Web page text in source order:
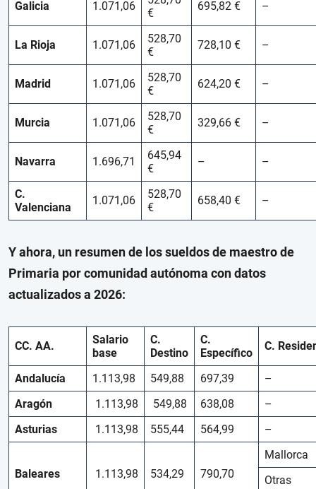
Galicia 1.071,06
€
695,82 € –
La Rioja 1.071,06
528,70
€
728,10 € –
Madrid 1.071,06
528,70
€
624,20 € –
Murcia 1.071,06
528,70
€
329,66 € –
Navarra 1.696,71
645,94
€
– –
C.
Valenciana
1.071,06
528,70
€
658,40 € –
Y ahora, un resumen de los sueldos de maestro de
Primaria por comunidad autónoma con datos
actualizados a 2026:
CC. AA.
Salario
base
C.
Destino
C.
Específico
C.
Andalucía 1.113,98 549,88 697,39
–
Aragón
1.113,98 549,88 638,08
–
Asturias
1.113,98 555,44 564,99 –
Baleares 1.113,98 534,29 790,70
Mallorca
Otras